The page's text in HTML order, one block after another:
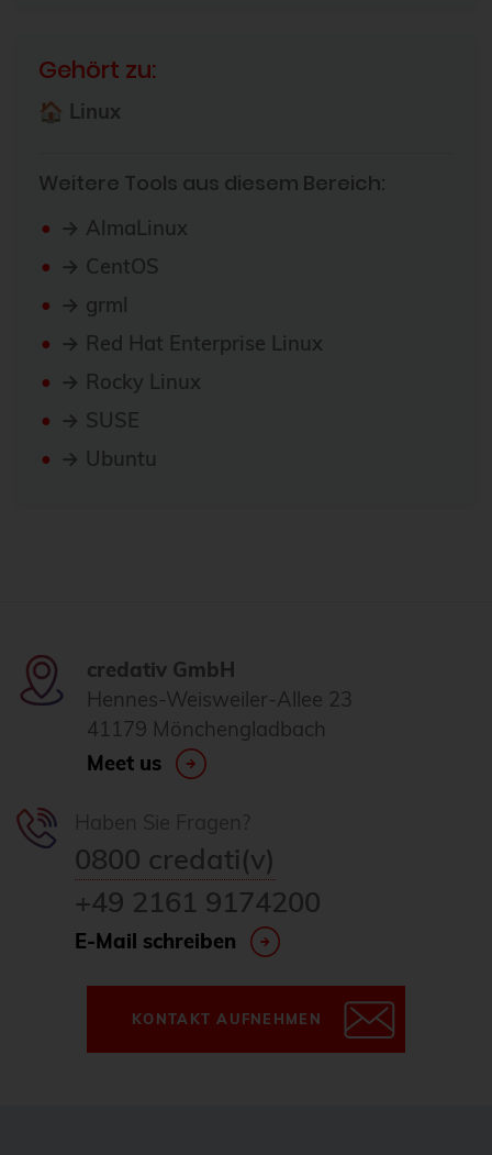
Gehört zu:
🏠 Linux
Weitere Tools aus diesem Bereich:
→ AlmaLinux
→ CentOS
→ grml
→ Red Hat Enterprise Linux
→ Rocky Linux
→ SUSE
→ Ubuntu
credativ GmbH
Hennes-Weisweiler-Allee 23
41179 Mönchengladbach
Meet us
0800 credati(v)
+49 2161 9174200
E-Mail schreiben
KONTAKT AUFNEHMEN